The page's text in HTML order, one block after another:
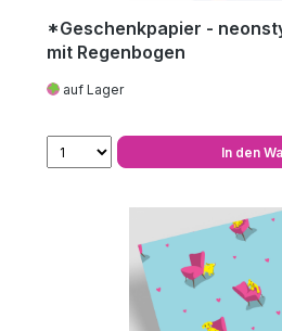
*Geschenkpapier -
mit Regenbogen
auf Lager
In den